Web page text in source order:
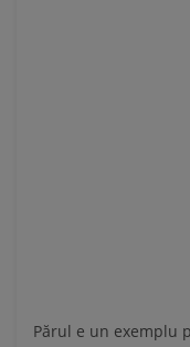
Părul e un exemplu